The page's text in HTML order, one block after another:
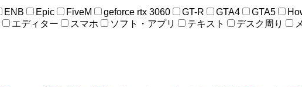
ENB Epic FiveM geforce rtx 3060 GT-R GTA4 GTA5
エディター スマホ ソフト・アプリ テキスト デスク周り